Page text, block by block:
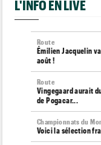
L'INFO EN LIVE
Route
Émilien Jacquelin
août !
Route
Vingegaard aurait
de Pogacar...
Championnats du
Voici la sélection